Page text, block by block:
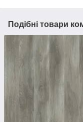
Подібні товари